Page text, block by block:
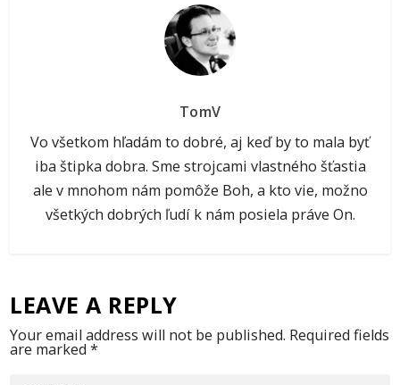
TomV
Vo všetkom hľadám to dobré, aj keď by to mala byť
iba štipka dobra. Sme strojcami vlastného šťastia
ale v mnohom nám pomôže Boh, a kto vie, možno
všetkých dobrých ľudí k nám posiela práve On.
LEAVE A REPLY
Your email address will not be published. Required fields
are marked*